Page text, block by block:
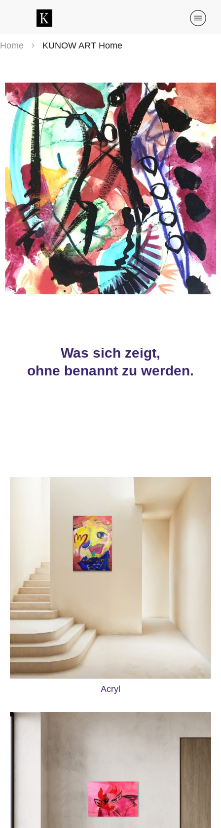
Home KUNOW ART Home
Was sich zeigt,
ohne benannt zu werden.
Acryl